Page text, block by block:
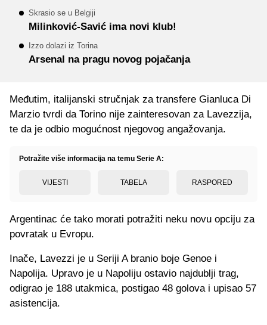
Skrasio se u Belgiji
Milinković-Savić ima novi klub!
Izzo dolazi iz Torina
Arsenal na pragu novog pojačanja
Međutim, italijanski stručnjak za transfere Gianluca Di
Marzio tvrdi da Torino nije zainteresovan za Lavezzija,
te da je odbio mogućnost njegovog angažovanja.
Potražite više informacija na temu Serie A:
VIJESTI TABELA RASPORED
Argentinac će tako morati potražiti neku novu opciju za
povratak u Evropu.
Inače, Lavezzi je u Seriji A branio boje Genoe i
Napolija. Upravo je u Napoliju ostavio najdublji trag,
odigrao je 188 utakmica, postigao 48 golova i upisao 57
asistencija.